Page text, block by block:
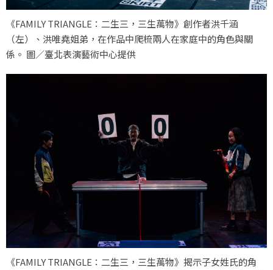
《FAMILY TRIANGLE：二生三，三生萬物》創作者洪千涵
（左）、洪唯堯姐弟，在作品中爬梳兩人在家庭中的角色與關
係。 圖／臺北表演藝術中心提供
《FAMILY TRIANGLE：二生三，三生萬物》揭示子女姓氏的角